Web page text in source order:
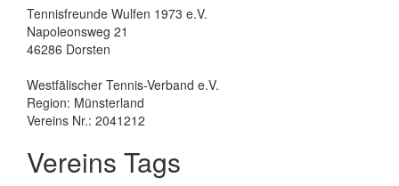
Tennisfreunde Wulfen 1973 e.V.
Napoleonsweg 21
46286 Dorsten
Westfälischer Tennis-Verband e.V.
Region: Münsterland
Vereins Nr.: 2041212
Vereins Tags